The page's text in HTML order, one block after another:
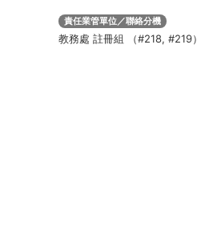
責任業管單位／聯絡分機
教務處 註冊組 （#218, #219）